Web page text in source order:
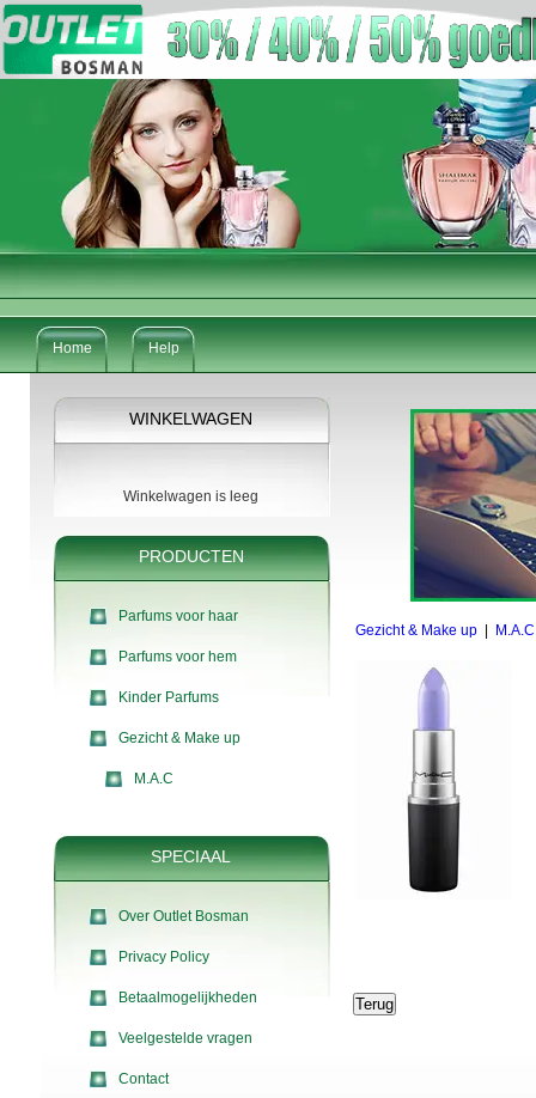
Home Help
WINKELWAGEN
Winkelwagen is leeg
PRODUCTEN
Parfums voor haar
Parfums voor hem
Kinder Parfums
Gezicht & Make up
M.A.C
SPECIAAL
Over Outlet Bosman
Privacy Policy
Betaalmogelijkheden
Veelgestelde vragen
Contact
Gezicht & Make up M.A.C